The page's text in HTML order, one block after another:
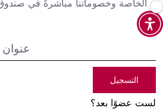
الخاصة وخصوماتنا مباشرةً في
بك
التسجيل
لست عضوًا بعد؟